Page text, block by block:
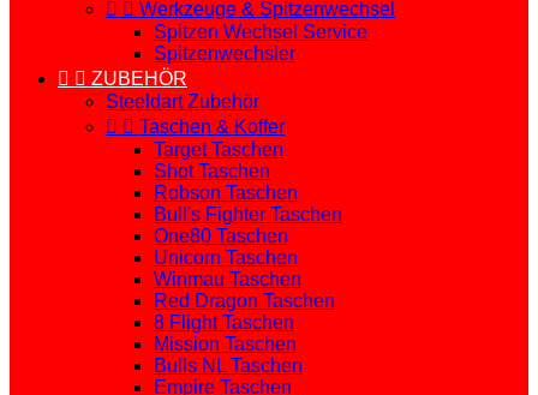
  Werkzeuge & Spitzenwechsel
Spitzen Wechsel Service
Spitzenwechsler
  ZUBEHÖR
Steeldart Zubehör
  Taschen & Koffer
Target Taschen
Shot Taschen
Robson Taschen
Bull's Fighter Taschen
One80 Taschen
Unicorn Taschen
Winmau Taschen
Red Dragon Taschen
8 Flight Taschen
Mission Taschen
Bulls NL Taschen
Empire Taschen